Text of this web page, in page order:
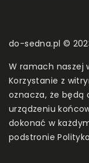
do-sedna.pl ©
W ramach naszej
Korzystanie z
oznacza, że będą
urządzeniu
dokonać w
podstronie